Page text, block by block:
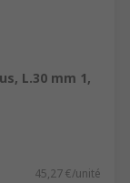
L.30 mm 1,
45,27 €/unité